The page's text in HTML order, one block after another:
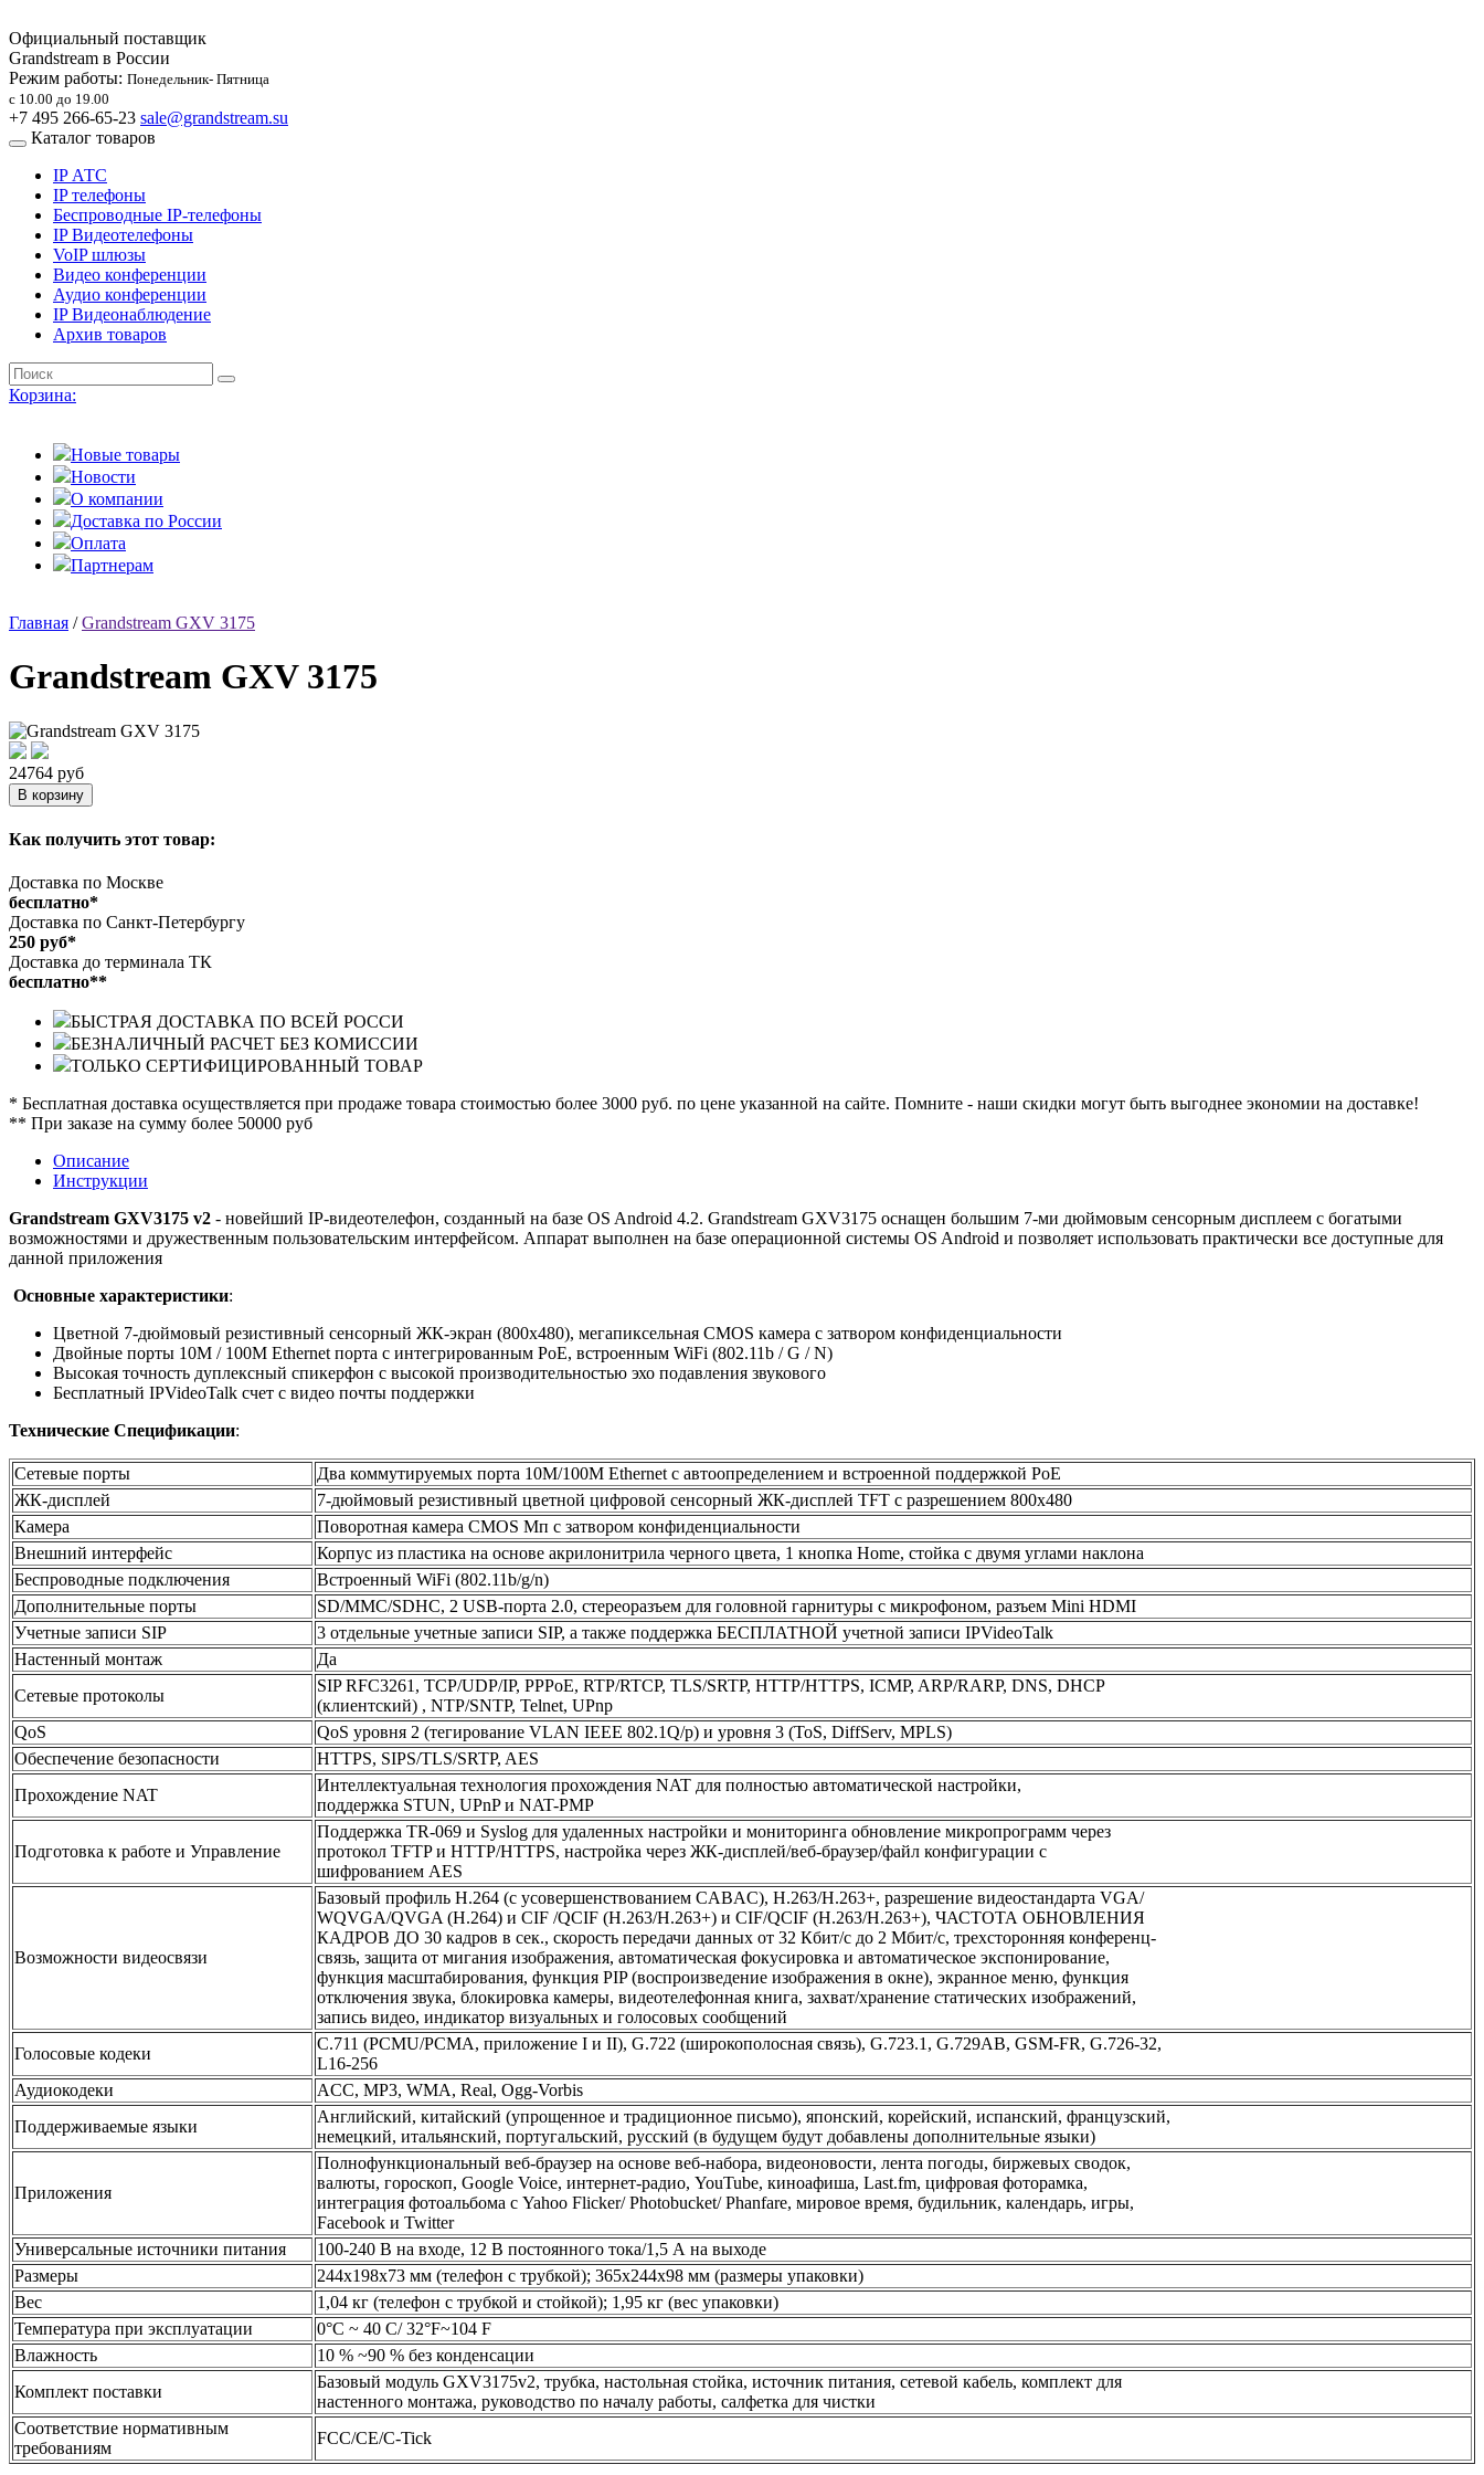
Официальный поставщик
Grandstream в России
Режим работы: Понедельник- Пятница
с 10.00 до 19.00
+7 495 266-65-23 sale@grandstream.su
Каталог товаров
IP АТС
IP телефоны
Беспроводные IP-телефоны
IP Видеотелефоны
VoIP шлюзы
Видео конференции
Аудио конференции
IP Видеонаблюдение
Архив товаров
Корзина:
Новые товары
Новости
О компании
Доставка по России
Оплата
Партнерам
Главная /Grandstream GXV 3175
Grandstream GXV 3175
24764 руб
Как получить этот товар:
Доставка по Москве
бесплатно*
Доставка по Санкт-Петербургу
250 руб*
Доставка до терминала ТК
бесплатно**
БЫСТРАЯ ДОСТАВКА ПО ВСЕЙ РОССИ
БЕЗНАЛИЧНЫЙ РАСЧЕТ БЕЗ КОМИССИИ
ТОЛЬКО СЕРТИФИЦИРОВАННЫЙ ТОВАР
* Бесплатная доставка осуществляется при продаже товара стоимостью более 3000 руб. по цене указанной на сайте. Помните - наши скидки могут быть выгоднее экономии на доставке!
** При заказе на сумму более 50000 руб
Описание
Инструкции
Grandstream GXV3175 v2 - новейший IP-видеотелефон, созданный на базе OS Android 4.2. Grandstream GXV3175 оснащен большим 7-ми дюймовым сенсорным дисплеем с богатыми
возможностями и дружественным пользовательским интерфейсом. Аппарат выполнен на базе операционной системы OS Android и позволяет использовать практически все доступные для
данной приложения
Основные характеристики:
Цветной 7-дюймовый резистивный сенсорный ЖК-экран (800x480), мегапиксельная CMOS камера с затвором конфиденциальности
Двойные порты 10M / 100M Ethernet порта с интегрированным PoE, встроенным WiFi (802.11b / G / N)
Высокая точность дуплексный спикерфон с высокой производительностью эхо подавления звукового
Бесплатный IPVideoTalk счет с видео почты поддержки
Технические Спецификации:
Сетевые порты
Два коммутируемых порта 10M/100M Ethernet с автоопределением и встроенной поддержкой PoE
ЖК-дисплей
7-дюймовый резистивный цветной цифровой сенсорный ЖК-дисплей TFT с разрешением 800x480
Камера
Поворотная камера CMOS Мп с затвором конфиденциальности
Внешний интерфейс
Корпус из пластика на основе акрилонитрила черного цвета, 1 кнопка Home, стойка с двумя углами наклона
Беспроводные подключения
Встроенный WiFi (802.11b/g/n)
Дополнительные порты
SD/MMC/SDHC, 2 USB-порта 2.0, стереоразъем для головной гарнитуры с микрофоном, разъем Mini HDMI
Учетные записи SIP
3 отдельные учетные записи SIP, а также поддержка БЕСПЛАТНОЙ учетной записи IPVideoTalk
Настенный монтаж
Да
Сетевые протоколы
SIP RFC3261, TCP/UDP/IP, PPPoE, RTP/RTCP, TLS/SRTP, HTTP/HTTPS, ICMP, ARP/RARP, DNS, DHCP
(клиентский) , NTP/SNTP, Telnet, UPnp
QoS
QoS уровня 2 (тегирование VLAN IEEE 802.1Q/p) и уровня 3 (ToS, DiffServ, MPLS)
Обеспечение безопасности
HTTPS, SIPS/TLS/SRTP, AES
Прохождение NAT
Интеллектуальная технология прохождения NAT для полностью автоматической настройки,
поддержка STUN, UPnP и NAT-PMP
Подготовка к работе и Управление
Поддержка TR-069 и Syslog для удаленных настройки и мониторинга обновление микропрограмм через
протокол TFTP и HTTP/HTTPS, настройка через ЖК-дисплей/веб-браузер/файл конфигурации с
шифрованием AES
Возможности видеосвязи
Базовый профиль H.264 (с усовершенствованием CABAC), H.263/H.263+, разрешение видеостандарта VGA/
WQVGA/QVGA (H.264) и CIF /QCIF (H.263/H.263+) и CIF/QCIF (H.263/H.263+), ЧАСТОТА ОБНОВЛЕНИЯ
КАДРОВ ДО 30 кадров в сек., скорость передачи данных от 32 Кбит/с до 2 Мбит/с, трехсторонняя конференц-
связь, защита от мигания изображения, автоматическая фокусировка и автоматическое экспонирование,
функция масштабирования, функция PIP (воспроизведение изображения в окне), экранное меню, функция
отключения звука, блокировка камеры, видеотелефонная книга, захват/хранение статических изображений,
запись видео, индикатор визуальных и голосовых сообщений
Голосовые кодеки
C.711 (PCMU/PCMA, приложение I и II), G.722 (широкополосная связь), G.723.1, G.729AB, GSM-FR, G.726-32,
L16-256
Аудиокодеки
ACC, MP3, WMA, Real, Ogg-Vorbis
Поддерживаемые языки
Английский, китайский (упрощенное и традиционное письмо), японский, корейский, испанский, французский,
немецкий, итальянский, португальский, русский (в будущем будут добавлены дополнительные языки)
Приложения
Полнофункциональный веб-браузер на основе веб-набора, видеоновости, лента погоды, биржевых сводок,
валюты, гороскоп, Google Voice, интернет-радио, YouTube, киноафиша, Last.fm, цифровая фоторамка,
интеграция фотоальбома с Yahoo Flicker/ Photobucket/ Phanfare, мировое время, будильник, календарь, игры,
Facebook и Twitter
Универсальные источники питания
100-240 В на входе, 12 В постоянного тока/1,5 А на выходе
Размеры
244x198x73 мм (телефон с трубкой); 365x244x98 мм (размеры упаковки)
Вес
1,04 кг (телефон с трубкой и стойкой); 1,95 кг (вес упаковки)
Температура при эксплуатации
0°C ~ 40 C/ 32°F~104 F
Влажность
10 % ~90 % без конденсации
Комплект поставки
Базовый модуль GXV3175v2, трубка, настольная стойка, источник питания, сетевой кабель, комплект для
настенного монтажа, руководство по началу работы, салфетка для чистки
Соответствие нормативным
требованиям
FCC/CE/C-Tick